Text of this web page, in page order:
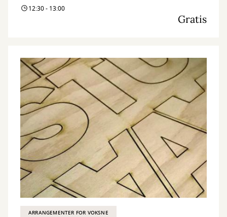
12:30 - 13:00
Gratis
ARRANGEMENTER FOR VOKSNE